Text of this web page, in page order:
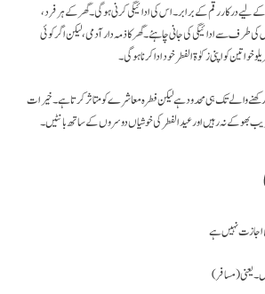
لیے درکار رقم کے برابر۔ اس کی ادائیگی کرنی ہوگی۔ گھر کے ہر فرد،
سے ادائیگی کی جانی چاہئے۔ گھر کا ذمہ دار آدمی، لیکن اگر کوئی
خواتین کو اپنی زکوٰۃ الفطر خود ادا کرنا ہوگی۔
والے تک ہی محدود ہے لیکن فطرہ معاشرے کو متاثر کرتا ہے۔ خیرات
بھوکے نہ رہیں اور عید الفطر کی خوشیاں دوسروں کے ساتھ بانٹیں۔
اجازت نہیں ہے